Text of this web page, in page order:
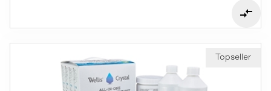
Topseller